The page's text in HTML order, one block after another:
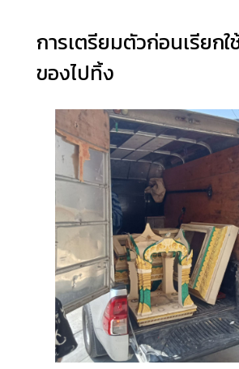
การเตรียมตัวก่อนเรียก
ของไปทิ้ง